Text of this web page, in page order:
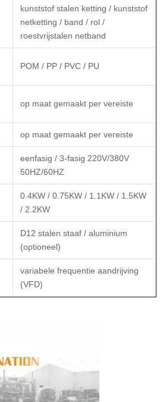
kunststof stalen ketting / kunststof
netketting / band / rol /
roestvrijstalen netband
POM / PP / PVC / PU
op maat gemaakt per vereiste
op maat gemaakt per vereiste
eenfasig / 3-fasig 220V/380V
50HZ/60HZ
0.4KW / 0.75KW / 1.1KW / 1.5KW
/ 2.2KW
D12 stalen staaf / aluminium
(optioneel)
variabele frequentie aandrijving
(VFD)